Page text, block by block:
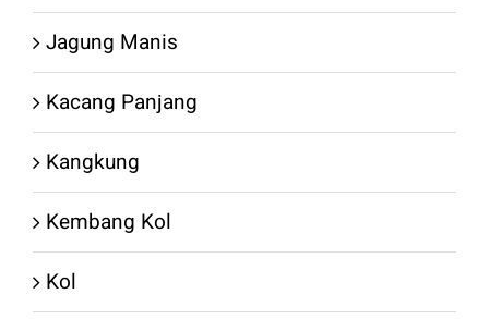
Jagung Manis
Kacang Panjang
Kangkung
Kembang Kol
Kol